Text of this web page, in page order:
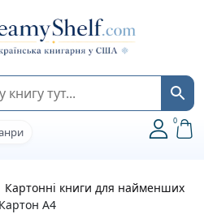
0
Картонні книги для найменших
А4